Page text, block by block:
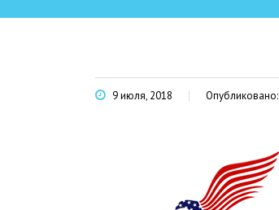
9 июля, 2018 Опубликовано: